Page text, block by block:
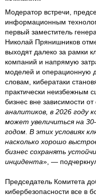
Модератор встречи,
информационным
первый заместитель
Николай Прянишников
выходят далеко за рамки
компаний и напрямую
моделей и операционную
словам, кибератаки
практически неизбежным
бизнес вне зависимости
аналитиков, в 2026 году
может увеличиться на
годом. В этих условиях
насколько хорошо
бизнес сохранять
инцидента», —
Председатель Комитета
кибербезопасности все в